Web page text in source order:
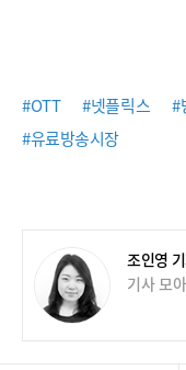
#OTT #넷플릭스
#
#유료방송시장
조인영
기사 모